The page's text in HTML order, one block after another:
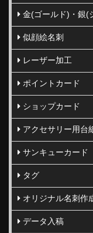
金(ゴールド)・銀(
似顔絵名刺
レーザー加工
ポイントカード
ショップカード
アクセサリー用台
サンキューカード
タグ
オリジナル名刺作
データ入稿